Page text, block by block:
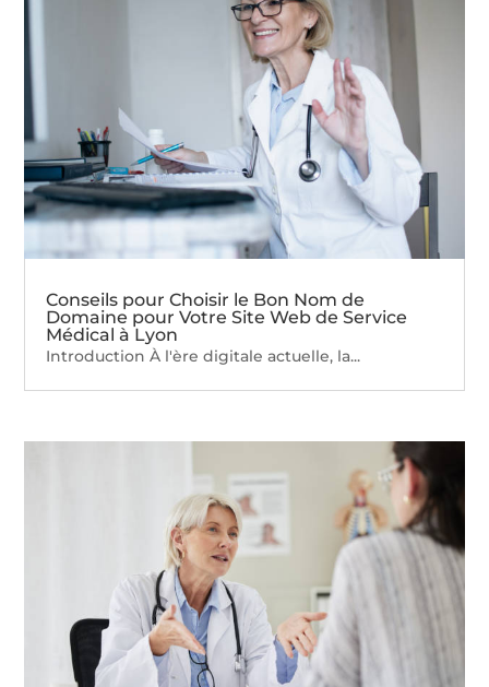
Conseils pour Choisir le Bon Nom de
Domaine pour Votre Site Web de Service
Médical à Lyon
Introduction À l'ère digitale actuelle, la...